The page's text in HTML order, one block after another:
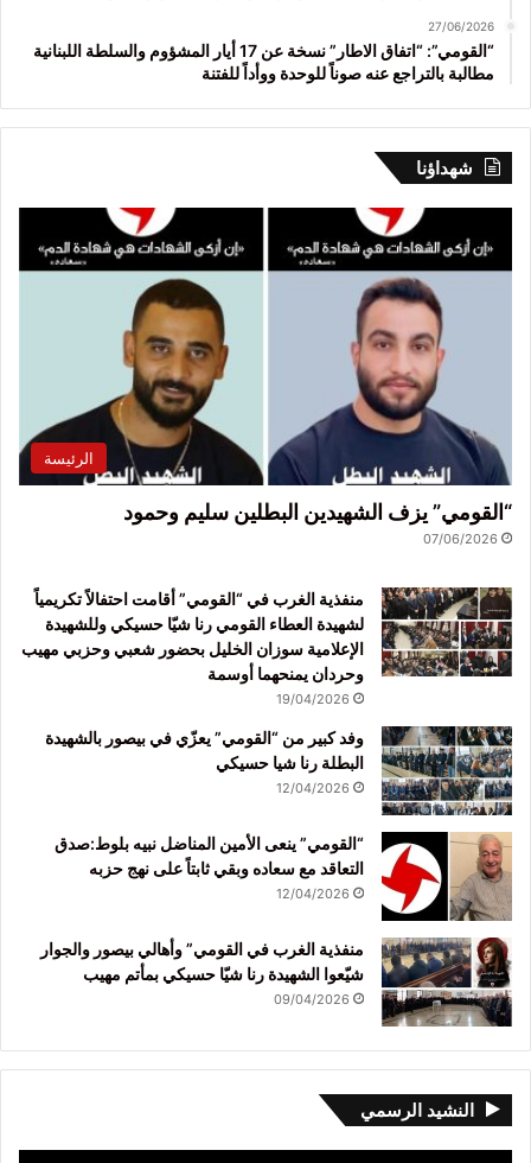
27/06/2026
“القومي”: “اتفاق الاطار” نسخة عن 17 أيار المشؤوم والسلطة اللبنانية
مطالبة بالتراجع عنه صوناً للوحدة ووأداً للفتنة
شهداؤنا
الرئيسة
“القومي” يزف الشهيدين البطلين سليم وحمود
07/06/2026
منفذية الغرب في “القومي” أقامت احتفالاً تكريمياً
لشهيدة العطاء القومي رنا شيّا حسيكي وللشهيدة
الإعلامية سوزان الخليل بحضور شعبي وحزبي مهيب
وحردان يمنحهما أوسمة
19/04/2026
وفد كبير من “القومي” يعزّي في بيصور بالشهيدة
البطلة رنا شيا حسيكي
12/04/2026
“القومي” ينعى الأمين المناضل نبيه بلوط:صدق
التعاقد مع سعاده وبقي ثابتاً على نهج حزبه
12/04/2026
منفذية الغرب في القومي” وأهالي بيصور والجوار
شيّعوا الشهيدة رنا شيّا حسيكي بمأتم مهيب
09/04/2026
النشيد الرسمي